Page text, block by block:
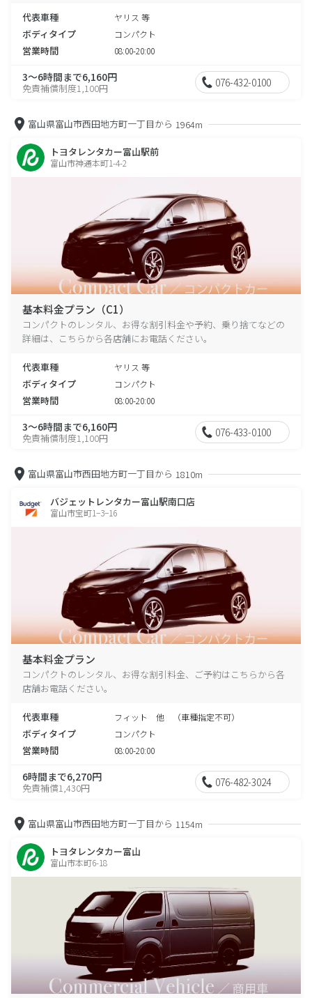
代表車種 ヤリス 等
ボディタイプ コンパクト
営業時間 08:00-20:00
3～6時間まで6,160円
免責補償制度1,100円 076-432-0100
富山県富山市西田地方町一丁目から 1964m
トヨタレンタカー富山駅前
富山市神通本町1-4-2
基本料金プラン（C1）
コンパクトのレンタル、お得な割引料金や予約、乗り捨てなどの
詳細は、こちらから各店舗にお電話ください。
代表車種 ヤリス 等
ボディタイプ コンパクト
営業時間 08:00-20:00
3～6時間まで6,160円
免責補償制度1,100円 076-433-0100
富山県富山市西田地方町一丁目から 1810m
バジェットレンタカー富山駅南口店
富山市宝町1−3−16
基本料金プラン
コンパクトのレンタル、お得な割引料金、ご予約はこちらから各
店舗お電話ください。
代表車種 フィット 他 （車種指定不可）
ボディタイプ コンパクト
営業時間 08:00-20:00
6時間まで6,270円
免責補償1,430円 076-482-3024
富山県富山市西田地方町一丁目から 1154m
トヨタレンタカー富山
富山市本町6-18